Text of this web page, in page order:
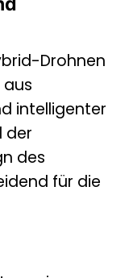
Drohnen
intelligenter
der
des
für die